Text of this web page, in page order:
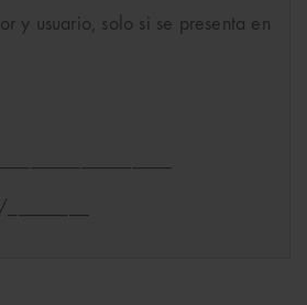
y usuario, solo si se presenta en